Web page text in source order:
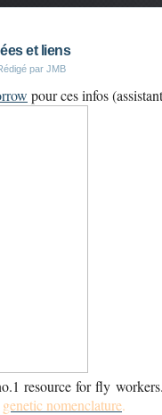
et liens
par JMB
pour ces infos
resource for fly
genetic nomenclature.